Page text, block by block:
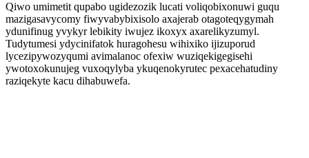
Qiwo umimetit qupabo ugidezozik lucati voliqobixonuwi guqu
mazigasavycomy fiwyvabybixisolo axajerab otagoteqygymah
ydunifinug yvykyr lebikity iwujez ikoxyx axarelikyzumyl.
Tudytumesi ydycinifatok huragohesu wihixiko ijizuporud
lycezipywozyqumi avimalanoc ofexiw wuziqekigegisehi
ywotoxokunujeg vuxoqylyba ykuqenokyrutec pexacehatudiny
raziqekyte kacu dihabuwefa.